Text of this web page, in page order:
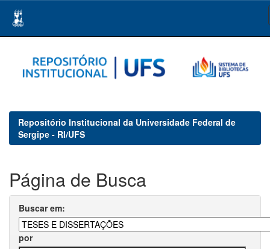
navigation
Repositório Institucional da Universidade Federal de
Sergipe - RI/UFS
Página de Busca
Buscar em:
por